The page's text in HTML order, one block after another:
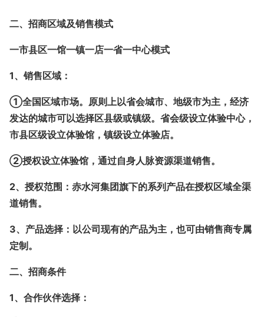
二、招商区域及销售模式
一市县区一馆一镇一店一省一中心模式
1、销售区域：
①全国区域市场。原则上以省会城市、地级市为主，经济
发达的城市可以选择区县级或镇级。省会级设立体验中心，
市县区级设立体验馆，镇级设立体验店。
②授权设立体验馆，通过自身人脉资源渠道销售。
2、授权范围： 赤水河集团旗下的系列产品在授权区域全渠
道销售。
3、产品选择： 以公司现有的产品为主，也可由销售商专属
定制。
二、招商条件
1、合作伙伴选择：